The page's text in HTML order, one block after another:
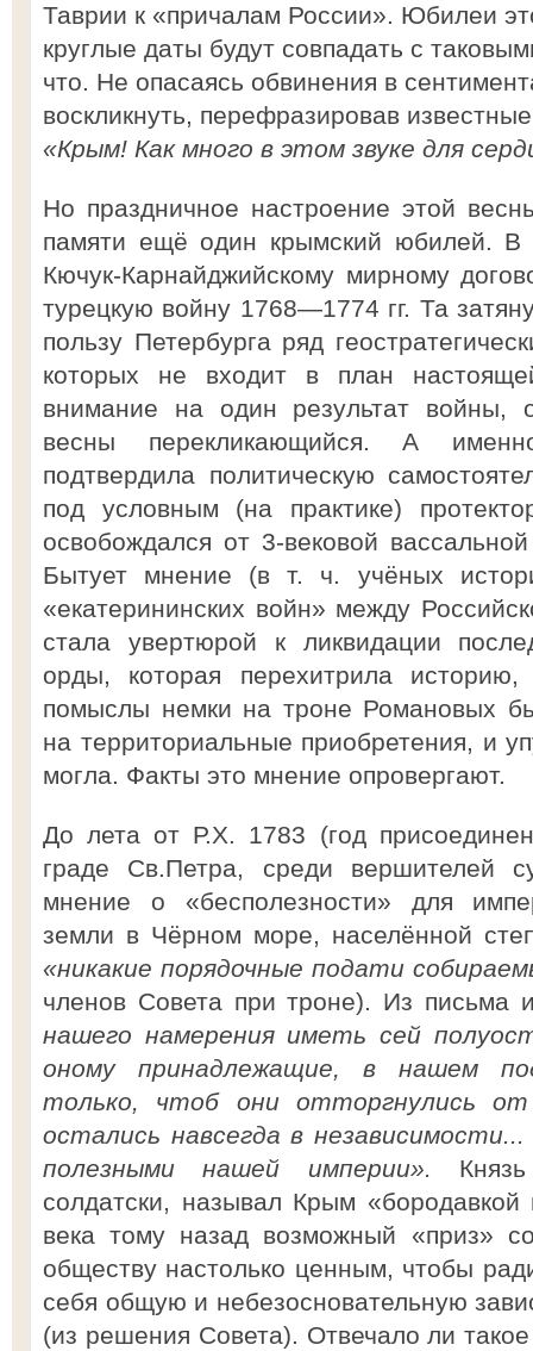
Таврии к «причалам России». Юбилеи
круглые даты будут совпадать с
что. Не опасаясь обвинения в
воскликнуть, перефразировав
«Крым! Как много в этом звуке для
Но праздничное настроение этой
памяти ещё один крымский юбилей. В
Кючук-Карнайджийскому мирному
турецкую войну 1768—1774 гг. Та
пользу Петербурга ряд
которых не входит в план
внимание на один результат войны,
весны перекликающийся. А
подтвердила политическую
под условным (на практике)
освобождался от 3-вековой
Бытует мнение (в т. ч. учёных
«екатерининских войн» между
стала увертюрой к ликвидации
орды, которая перехитрила
помыслы немки на троне Романовых
на территориальные приобретения, и
могла. Факты это мнение опровергают.
До лета от Р.Х. 1783 (год
граде Св.Петра, среди вершителей
мнение о «бесполезности» для
земли в Чёрном море, населённой
«никакие порядочные подати
членов Совета при троне). Из письма
нашего намерения иметь сей
оному принадлежащие, в нашем
только, чтоб они отторгнулись от
остались навсегда в
полезными нашей империи».
солдатски, называл Крым
века тому назад возможный «приз»
обществу настолько ценным, чтобы
себя общую и небезосновательную
(из решения Совета). Отвечало ли